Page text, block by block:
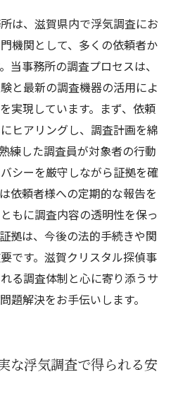
は、滋賀県内で浮気調査にお
機関として、多くの依頼者か
当事務所の調査プロセスは、
と最新の調査機器の活用によ
実現しています。まず、依頼
ヒアリングし、調査計画を綿
練した調査員が対象者の行動
シーを厳守しながら証拠を確
依頼者様への定期的な報告を
もに調査内容の透明性を保っ
拠は、今後の法的手続きや関
です。滋賀クリスタル探偵事
る調査体制と心に寄り添うサ
題解決をお手伝いします。
な浮気調査で得られる安